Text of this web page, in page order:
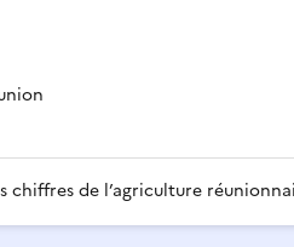
chiffres de l’agriculture